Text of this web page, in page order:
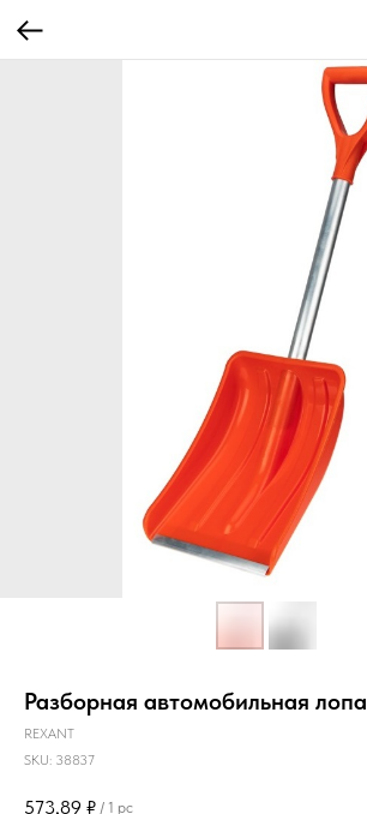
Разборная автомобильная
REXANT
SKU: 38837
573,89 ₽ / 1 pc